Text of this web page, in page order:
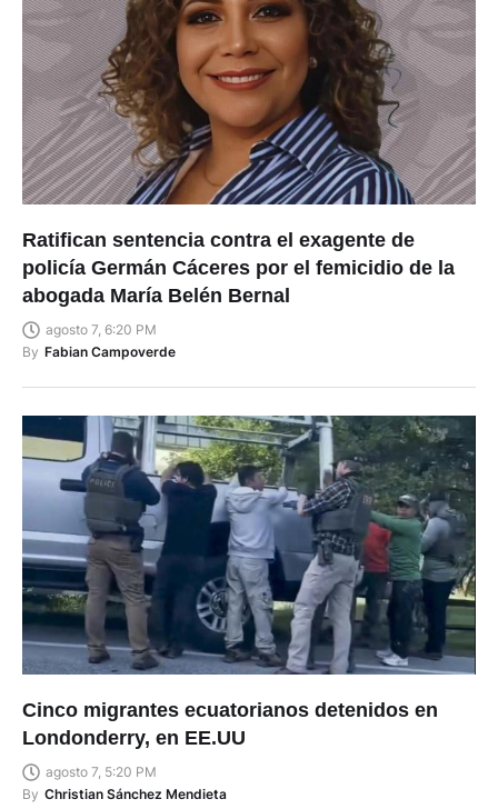
Ratifican sentencia contra el exagente de
policía Germán Cáceres por el femicidio de la
abogada María Belén Bernal
agosto 7, 6:20 PM
By Fabian Campoverde
Cinco migrantes ecuatorianos detenidos en
Londonderry, en EE.UU
agosto 7, 5:20 PM
By Christian Sánchez Mendieta